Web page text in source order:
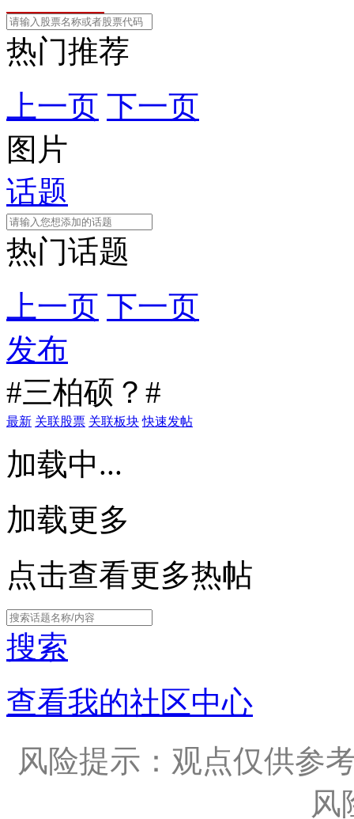
热门推荐
上一页 下一页
图片
话题
热门话题
上一页 下一页
发布
#三柏硕？#
最新 关联股票 关联板块 快速发帖
加载中...
加载更多
点击查看更多热帖
搜索
查看我的社区中心
风险提示：观点仅供参
风